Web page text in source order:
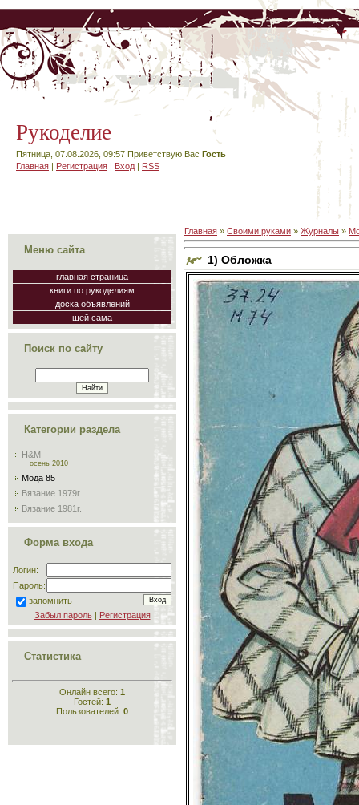
Рукоделие
Пятница, 07.08.2026, 09:57 Приветствую Вас Гость
Главная | Регистрация | Вход | RSS
Меню сайта
главная страница
книги по рукоделиям
доска объявлений
шей сама
Поиск по сайту
Категории раздела
H&M
осень 2010
Мода 85
Вязание 1979г.
Вязание 1981г.
Форма входа
Логин:
Пароль:
запомнить
Забыл пароль| Регистрация
Статистика
Онлайн всего: 1
Гостей: 1
Пользователей: 0
Главная » Своими руками » Журналы »
1) Обложка